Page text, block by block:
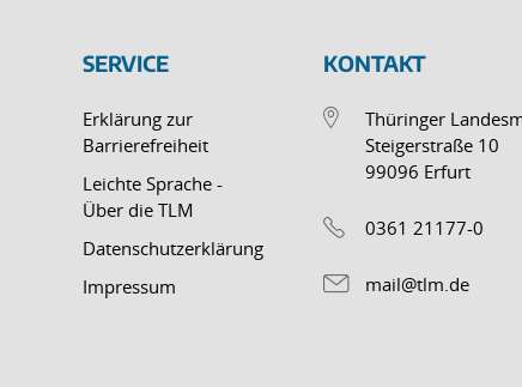
SERVICE
Erklärung zur
Barrierefreiheit
Leichte Sprache -
Über die TLM
Datenschutzerklärung
Impressum
KONTAKT
Thüringer
Steigerstraße 10
99096 Erfurt
0361 21177-0
mail@tlm.de